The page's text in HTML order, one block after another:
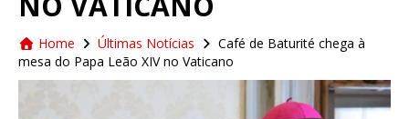
Home Últimas Notícias
Café de Baturité chega à
mesa do Papa Leão XIV no Vaticano